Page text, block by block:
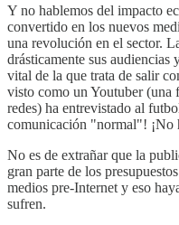
Y no hablemos del impacto
convertido en los nuevos
una revolución en el sector.
drásticamente sus audiencias
vital de la que trata de salir
visto como un Youtuber (una
redes) ha entrevistado al
comunicación "normal"! ¡No
No es de extrañar que la
gran parte de los
medios pre-Internet y eso
sufren.